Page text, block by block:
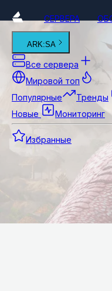
СЕРВЕРА
ARK:SA
Все сервера
Мировой топ
Популярные
Тренды
Новые
Мониторинг
Избранные